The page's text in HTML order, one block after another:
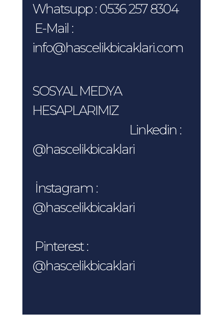
Whatsupp : 0536 257 8304
E-Mail :
info@hascelikbicaklari.com
SOSYAL MEDYA
HESAPLARIMIZ
Linkedin :
@hascelikbicaklari
İnstagram :
@hascelikbicaklari
Pinterest :
@hascelikbicaklari